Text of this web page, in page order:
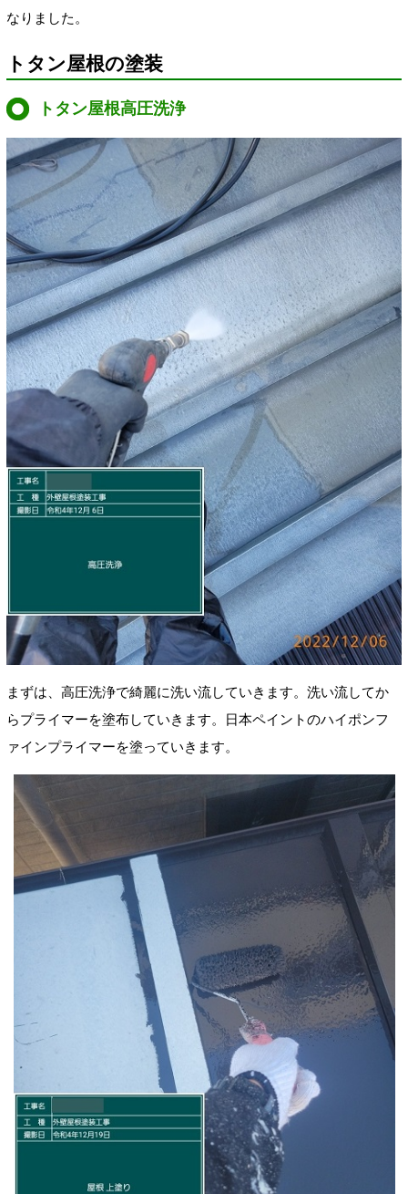
なりました。
トタン屋根の塗装
トタン屋根高圧洗浄
まずは、高圧洗浄で綺麗に洗い流していきます。洗い流してか
らプライマーを塗布していきます。 日本ペイントのハイポンフ
ァインプライマーを塗っていきます。